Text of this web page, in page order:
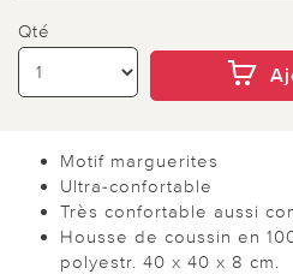
Qté
Motif marguerites
Ultra-confortable
Très confortable aussi
Housse de coussin en
polyestr. 40 x 40 x 8 cm.